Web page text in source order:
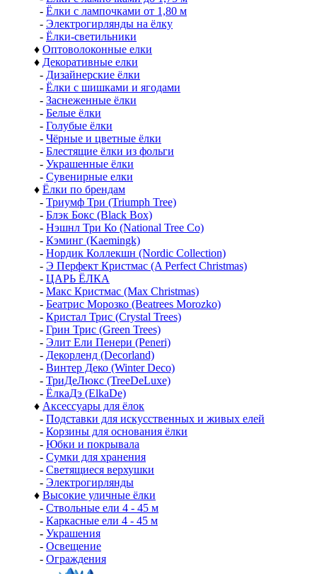
- Ёлки с лампочками от 1,80 м
- Электрогирлянды на ёлку
- Ёлки-светильники
♦ Оптоволоконные елки
♦ Декоративные елки
- Дизайнерские ёлки
- Ёлки с шишками и ягодами
- Заснеженные ёлки
- Белые ёлки
- Голубые ёлки
- Чёрные и цветные ёлки
- Блестящие ёлки из фольги
- Украшенные ёлки
- Сувенирные елки
♦ Ёлки по брендам
- Триумф Три (Triumph Tree)
- Блэк Бокс (Black Box)
- Нэшнл Три Ко (National Tree Co)
- Кэминг (Kaemingk)
- Нордик Коллекшн (Nordic Collection)
- Э Перфект Кристмас (A Perfect Christmas)
- ЦАРЬ ЁЛКА
- Макс Кристмас (Max Christmas)
- Беатрис Морозко (Beatrees Morozko)
- Кристал Трис (Crystal Trees)
- Грин Трис (Green Trees)
- Элит Ели Пенери (Peneri)
- Декорленд (Decorland)
- Винтер Деко (Winter Deco)
- ТриДеЛюкс (TreeDeLuxe)
- ЁлкаДэ (ElkaDe)
♦ Аксессуары для ёлок
- Подставки для искусственных и живых елей
- Корзины для основания ёлки
- Юбки и покрывала
- Сумки для хранения
- Светящиеся верхушки
- Электрогирлянды
♦ Высокие уличные ёлки
- Ствольные ели 4 - 45 м
- Каркасные ели 4 - 45 м
- Украшения
- Освещение
- Ограждения